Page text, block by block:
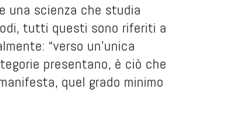
una scienza che studia
tutti questi sono riferiti a
“verso un’unica
presentano, è ciò che
quel grado minimo